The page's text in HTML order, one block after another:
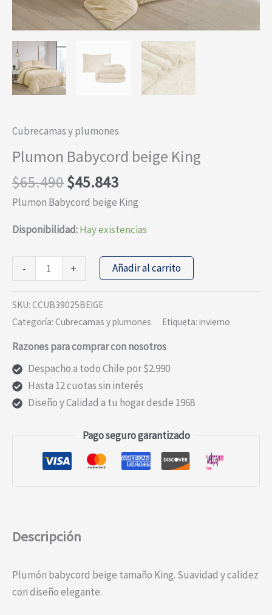
Cubrecamas y plumones
Plumon Babycord beige King
$65.490El
precio
era:
$45.843El
precio
es:
Plumon Babycord beige King
Disponibilidad:Hay existencias
-
Babycord
beige
King
+ Añadir al carrito
SKU: CCUB39025BEIGE
Categoría: Cubrecamas y plumones Etiqueta: invierno
Razones para comprar con nosotros
Despacho a todo Chile por $2.990
Hasta 12 cuotas sin interés
Diseño y Calidad a tu hogar desde 1968
Pago seguro garantizado
Descripción
Plumón babycord beige tamaño King. Suavidad y calidez
con diseño elegante.